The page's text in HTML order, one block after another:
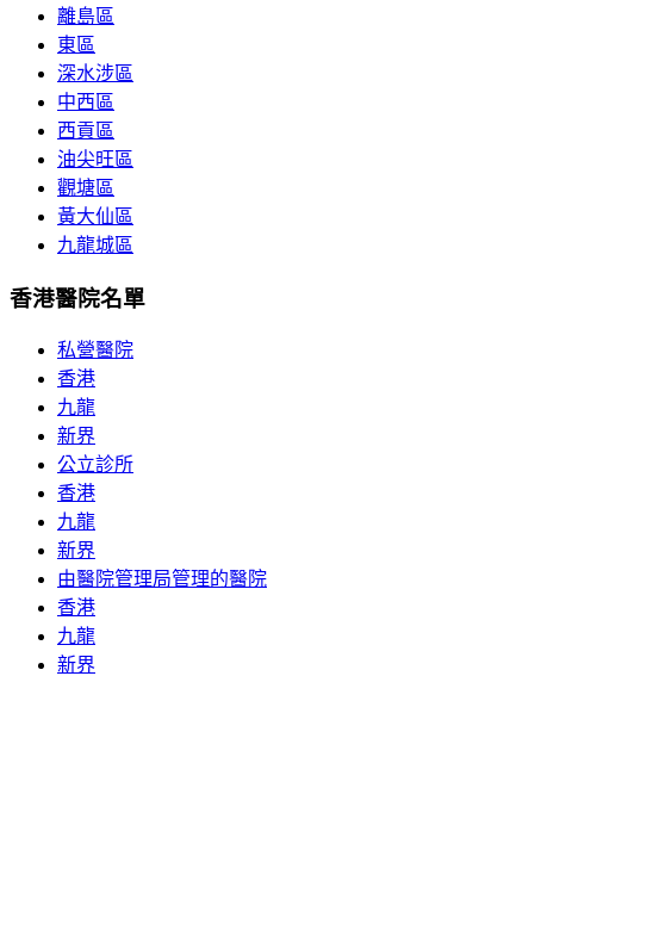
離島區
東區
深水涉區
中西區
西貢區
油尖旺區
觀塘區
黃大仙區
九龍城區
香港醫院名單
私營醫院
香港
九龍
新界
公立診所
香港
九龍
新界
由醫院管理局管理的醫院
香港
九龍
新界